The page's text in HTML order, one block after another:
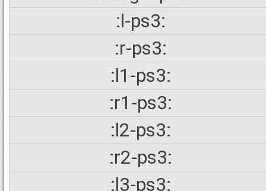
:l-ps3:
:r-ps3:
:l1-ps3:
:r1-ps3:
:l2-ps3:
:r2-ps3:
:l3-ps3: